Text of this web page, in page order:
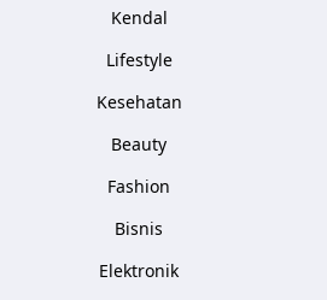
Kendal
Lifestyle
Kesehatan
Beauty
Fashion
Bisnis
Elektronik